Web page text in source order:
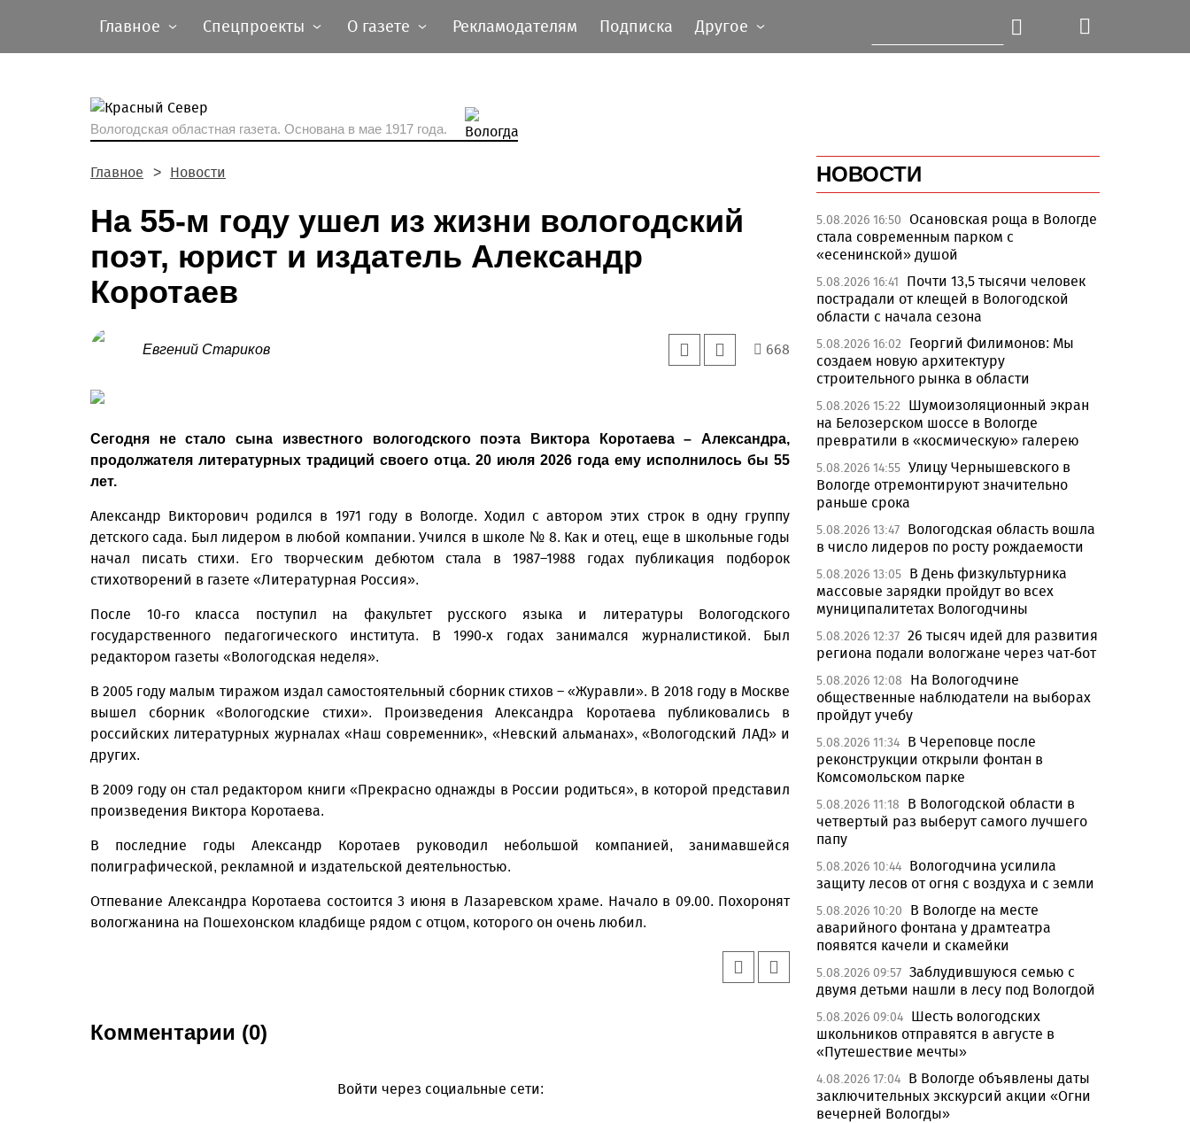
Главное Спецпроекты О газете Рекламодателям Подписка Другое
Вологодская областная газета. Основана в мае 1917 года.
Главное Новости
На 55-м году ушел из жизни вологодский
поэт, юрист и издатель Александр
Коротаев
Евгений Стариков 668
Сегодня не стало сына известного вологодского поэта Виктора Коротаева – Александра,
продолжателя литературных традиций своего отца. 20 июля 2026 года ему исполнилось бы 55
лет.
Александр Викторович родился в 1971 году в Вологде. Ходил с автором этих строк в одну группу
детского сада. Был лидером в любой компании. Учился в школе № 8. Как и отец, еще в школьные годы
начал писать стихи. Его творческим дебютом стала в 1987–1988 годах публикация подборок
стихотворений в газете «Литературная Россия».
После 10-го класса поступил на факультет русского языка и литературы Вологодского
государственного педагогического института. В 1990-х годах занимался журналистикой. Был
редактором газеты «Вологодская неделя».
В 2005 году малым тиражом издал самостоятельный сборник стихов – «Журавли». В 2018 году в Москве
вышел сборник «Вологодские стихи». Произведения Александра Коротаева публиковались в
российских литературных журналах «Наш современник», «Невский альманах», «Вологодский ЛАД» и
других.
В 2009 году он стал редактором книги «Прекрасно однажды в России родиться», в которой представил
произведения Виктора Коротаева.
В последние годы Александр Коротаев руководил небольшой компанией, занимавшейся
полиграфической, рекламной и издательской деятельностью.
Отпевание Александра Коротаева состоится 3 июня в Лазаревском храме. Начало в 09.00. Похоронят
вологжанина на Пошехонском кладбище рядом с отцом, которого он очень любил.
Комментарии (0)
Войти через социальные сети:
НОВОСТИ
5.08.2026 16:50 Осановская роща в Вологде
стала современным парком с
«есенинской» душой
5.08.2026 16:41
Почти 13,5 тысячи человек
пострадали от клещей в Вологодской
области с начала сезона
5.08.2026 16:02
Георгий Филимонов: Мы
создаем новую архитектуру
строительного рынка в области
5.08.2026 15:22
Шумоизоляционный экран
на Белозерском шоссе в Вологде
превратили в «космическую» галерею
5.08.2026 14:55 Улицу Чернышевского в
Вологде отремонтируют значительно
раньше срока
5.08.2026 13:47 Вологодская область вошла
в число лидеров по росту рождаемости
5.08.2026 13:05 В День физкультурника
массовые зарядки пройдут во всех
муниципалитетах Вологодчины
5.08.2026 12:37 26 тысяч идей для развития
региона подали вологжане через чат-бот
5.08.2026 12:08
На Вологодчине
общественные наблюдатели на выборах
пройдут учебу
5.08.2026 11:34 В Череповце после
реконструкции открыли фонтан в
Комсомольском парке
5.08.2026 11:18
В Вологодской области в
четвертый раз выберут самого лучшего
папу
5.08.2026 10:44 Вологодчина усилила
защиту лесов от огня с воздуха и с земли
5.08.2026 10:20
В Вологде на месте
аварийного фонтана у драмтеатра
появятся качели и скамейки
5.08.2026 09:57 Заблудившуюся семью с
двумя детьми нашли в лесу под Вологдой
5.08.2026 09:04 Шесть вологодских
школьников отправятся в августе в
«Путешествие мечты»
4.08.2026 17:04 В Вологде объявлены даты
заключительных экскурсий акции «Огни
вечерней Вологды»